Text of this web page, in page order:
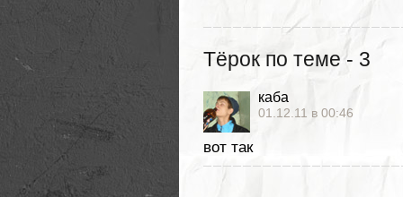
Тёрок по теме - 3
каба
01.12.11 в 00:46
вот так